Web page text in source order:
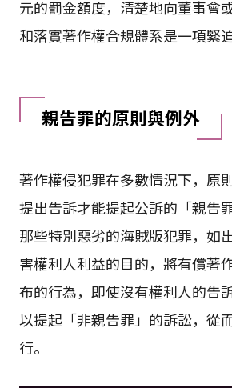
元的罰金額度，清楚地向董事會
和落實著作權合規體系是一項緊
親告罪的原則與例外
著作權侵犯罪在多數情況下，原
提出告訴才能提起公訴的「親告
那些特別惡劣的海賊版犯罪，如
害權利人利益的目的，將有償著
布的行為，即使沒有權利人的告
以提起「非親告罪」的訴訟，從
行。